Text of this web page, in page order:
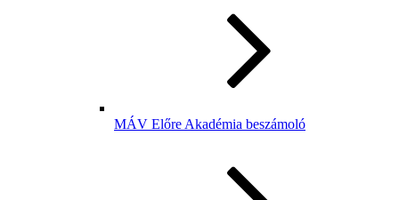
MÁV Előre Akadémia beszámoló